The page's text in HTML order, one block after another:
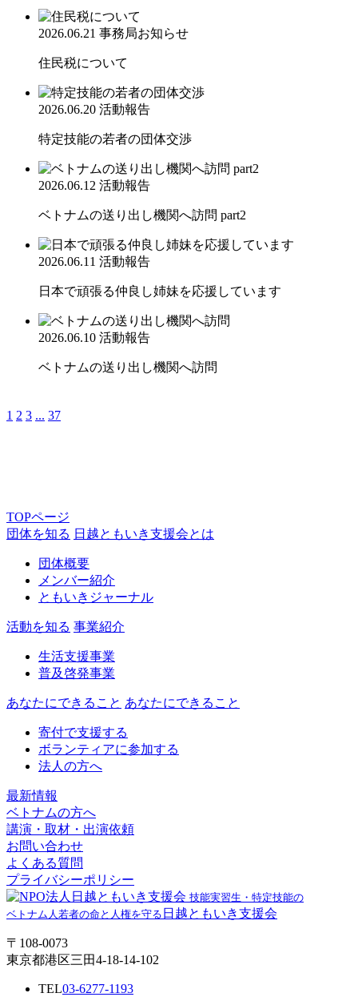
2026.06.21 事務局お知らせ
住民税について
2026.06.20 活動報告
特定技能の若者の団体交渉
2026.06.12 活動報告
ベトナムの送り出し機関へ訪問 part2
2026.06.11 活動報告
日本で頑張る仲良し姉妹を応援しています
2026.06.10 活動報告
ベトナムの送り出し機関へ訪問
1 2 3 ... 37
TOPページ
団体を知る 日越ともいき支援会とは
団体概要
メンバー紹介
ともいきジャーナル
活動を知る 事業紹介
生活支援事業
普及啓発事業
あなたにできること あなたにできること
寄付で支援する
ボランティアに参加する
法人の方へ
最新情報
ベトナムの方へ
講演・取材・出演依頼
お問い合わせ
よくある質問
プライバシーポリシー
技能実習生・特定技能の
ベトナム人若者の命と人権を守る 日越ともいき支援会
〒108-0073
東京都港区三田4-18-14-102
TEL03-6277-1193